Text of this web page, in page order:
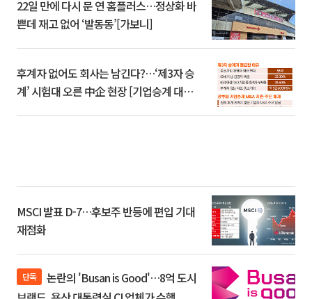
22일 만에 다시 문 연 홈플러스…정상화 바
쁜데 재고 없어 ‘발동동’[가보니]
후계자 없어도 회사는 남긴다?…‘제3자 승
계’ 시험대 오른 中企 현장 [기업승계 대전
MSCI 발표 D-7…후보주 반등에 편입 기대
재점화
단독